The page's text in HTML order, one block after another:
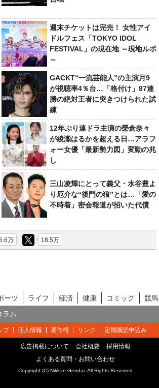
週末チケットは完売！ 女性アイ
ドルフェス「TOKYO IDOL
FESTIVAL」の現在地 ～現地ルポ
～
GACKT“一流芸能人”の主演月9
が視聴率4％台…「格付け」87連
勝の絶対王者に突きつけられた試
練
12年ぶり連ドラ主演の榮倉奈々
が綾瀬はるかを超える日…アラフ
ォー女優「最新勢力図」変動の兆
し
三山凌輝にとって義父・水谷豊よ
り厄介な“後門の狼”とは…「愛の
不時着」密会報道が招いた代償
万 18.5万
ーツ ライフ 経済 健康 コミック 競馬
ラム
プ 個人情報 著作権 リンク 定期購読申込み
広告掲載について 会社概要
採用情報
よくある質問・お問い合わせ
Copyright (C) Nikkan Gendai. All Rights Reserved